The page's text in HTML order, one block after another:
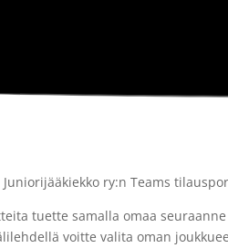
Juniorijääkiekko ry:n Teams
tuette samalla omaa
voitte valita oman